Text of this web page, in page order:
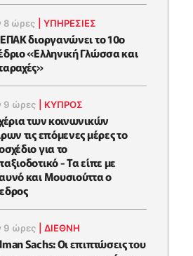
8 ώρες |ΥΠΗΡΕΣΙΕΣ
διοργανώνει το 10ο
«Ελληνική Γλώσσα και
9 ώρες ΚΥΠΡΟΣ
των κοινωνικών
τις επόμενες μέρες το
για το
- Τα είπε με
και Μουσιούττα ο
9 ώρες |ΔΙΕΘΝΗ
Sachs: Οι επιπτώσεις του